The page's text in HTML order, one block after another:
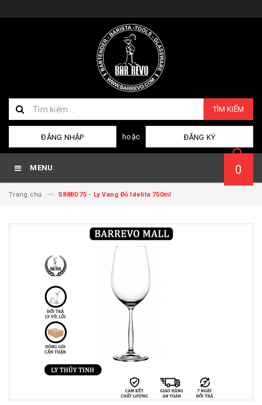
TÌM KIẾM
ĐĂNG NHẬP hoặc ĐĂNG KÝ
MENU 0
Trang chủ S88BD75 - Ly Vang Đỏ Idelita 750ml